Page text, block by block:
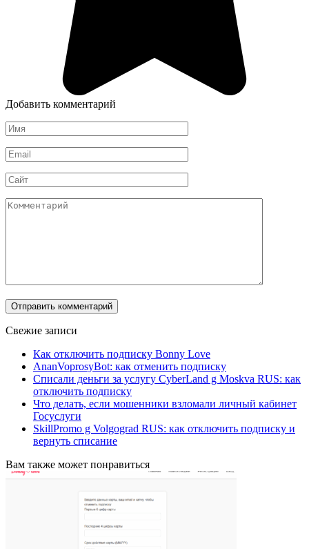
Добавить комментарий
Имя
*
Email
*
Сайт
Комментарий
Свежие записи
Как отключить подписку Bonny Love
AnanVoprosyBot: как отменить подписку
Списали деньги за услугу CyberLand g Moskva RUS: как
отключить подписку
Что делать, если мошенники взломали личный кабинет
Госуслуги
SkillPromo g Volgograd RUS: как отключить подписку и
вернуть списание
Вам также может понравиться